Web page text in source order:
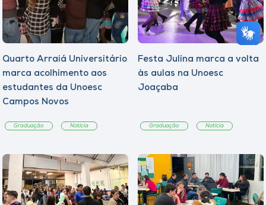
Quarto Arraiá Universitário
marca acolhimento aos
estudantes da Unoesc
Campos Novos
Graduação Notícia
Festa Julina marca a volta
às aulas na Unoesc
Joaçaba
Graduação Notícia